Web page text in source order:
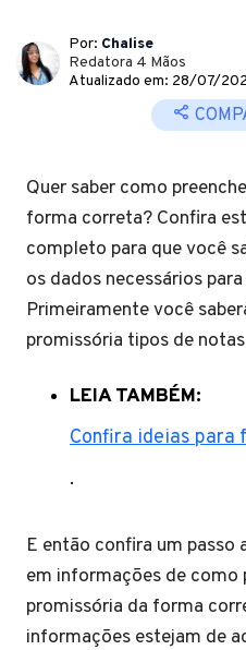
Por: Chalise
Redatora 4 Mãos
Atualizado em: 28/07/
Quer saber como
forma correta? Confira
completo para que você
os dados necessários
Primeiramente você
promissória tipos de
LEIA TAMBÉM:
Confira ideias para
.
E então confira um passo
em informações de como
promissória da forma
informações estejam de